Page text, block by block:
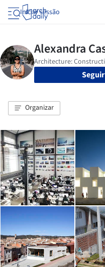
Iniciar sessão
Seguir
Organizar